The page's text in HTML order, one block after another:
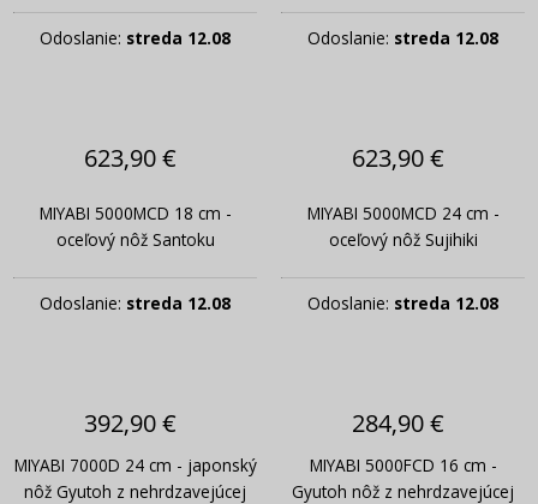
Odoslanie: streda 12.08 Odoslanie: streda 12.08
623,90 €
MIYABI 5000MCD 18 cm -
oceľový nôž Santoku
Odoslanie: streda 12.08
623,90 €
MIYABI 5000MCD 24 cm -
oceľový nôž Sujihiki
Odoslanie: streda 12.08
392,90 €
MIYABI 7000D 24 cm - japonský
nôž Gyutoh z nehrdzavejúcej
284,90 €
MIYABI 5000FCD 16 cm -
Gyutoh nôž z nehrdzavejúcej